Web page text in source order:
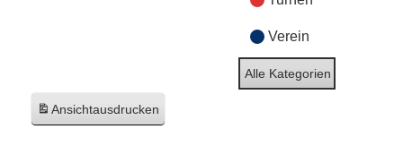
Verein
Alle Kategorien
Ansichtausdrucken